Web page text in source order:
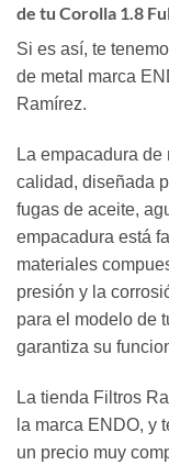
de tu Corolla 1.8
Si es así, te
de metal marca
Ramírez.
La empacadura
calidad, diseñada
fugas de aceite,
empacadura está
materiales
presión y la
para el modelo de
garantiza su
La tienda Filtros
la marca ENDO, y
un precio muy